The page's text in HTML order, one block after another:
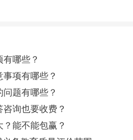
哪些？
项有哪些？
题有哪些？
询也要收费？
能不能包赢？